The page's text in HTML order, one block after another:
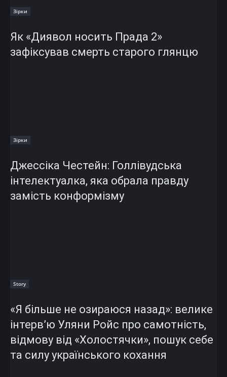
Зірки
Як «Диявол носить Прада 2»
зафіксував смерть старого глянцю
Зірки
Джессіка Честейн: Голлівудська
інтелектуалка, яка обрала правду
замість конформізму
Story
«Я більше не озираюся назад»: велике
інтерв’ю Уляни Ройс про самотність,
відмову від «Холостячки», пошук себе
та силу українського кохання